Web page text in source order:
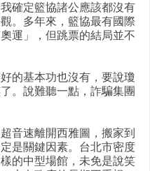
確定籃協諸公應該都沒有
。多年來，籃協最有國際
運」，但跳票的結局並不
的基本功也沒有，要說瓊
。說難聽一點，詐騙集團
音速離開西雅圖，搬家到
是關鍵因素。台北市密度
的中型場館，未免是說笑